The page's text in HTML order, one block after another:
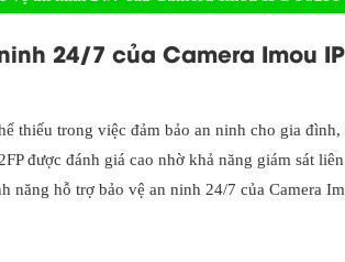
24/7 của Camera Imou
thiếu trong việc đảm bảo an ninh cho gia
được đánh giá cao nhờ khả năng giám sát
hỗ trợ bảo vệ an ninh 24/7 của Camera